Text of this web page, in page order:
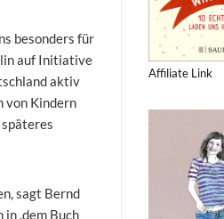
besonders für
auf Initiative
aktiv
von Kindern
sagt Bernd
.dem Buch
Affiliate Link